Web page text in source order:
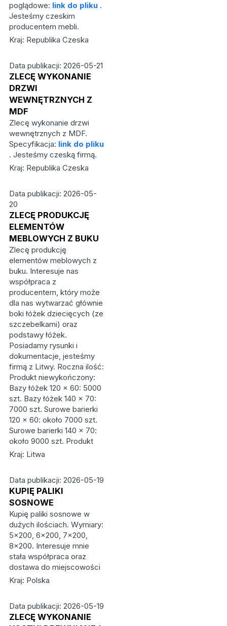
poglądowe: link do pliku.
Jesteśmy czeskim
producentem mebli.
Kraj: Republika Czeska
Data publikacji: 2026-05-21
ZLECĘ WYKONANIE
DRZWI
WEWNĘTRZNYCH Z
MDF
Zlecę wykonanie drzwi
wewnętrznych z MDF.
Specyfikacja: link do pliku
. Jesteśmy czeską firmą.
Kraj: Republika Czeska
Data publikacji: 2026-05-
20
ZLECĘ PRODUKCJĘ
ELEMENTÓW
MEBLOWYCH Z BUKU
Zlecę produkcję
elementów meblowych z
buku. Interesuje nas
współpraca z
producentem, który może
dla nas wytwarzać głównie
boki łóżek dziecięcych (ze
szczebelkami) oraz
podstawy łóżek.
Posiadamy rysunki i
dokumentacje, jesteśmy
firmą z Litwy. Roczna ilość:
Produkt niewykończony:
Bazy łóżek 120 × 60: 5000
szt. Bazy łóżek 140 × 70:
7000 szt. Surowe barierki
120 × 60: około 7000 szt.
Surowe barierki 140 × 70:
około 9000 szt. Produkt
Kraj: Litwa
Data publikacji: 2026-05-19
KUPIĘ PALIKI
SOSNOWE
Kupię paliki sosnowe w
dużych ilościach. Wymiary:
5×200, 6×200, 7×200,
8×200. Interesuje mnie
stała współpraca oraz
dostawa do miejscowości
Kraj: Polska
Data publikacji: 2026-05-19
ZLECĘ WYKONANIE